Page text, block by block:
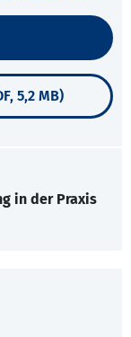
5,2 MB)
in der Praxis